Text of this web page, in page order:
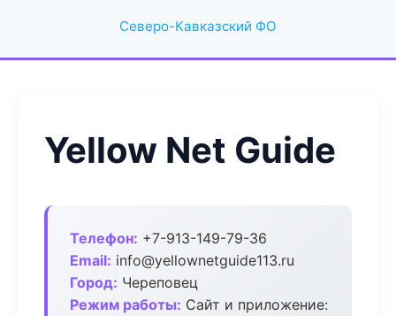
Северо-Кавказский ФО
Yellow Net Guide
Телефон: +7-913-149-79-36
Email: info@yellownetguide113.ru
Город: Череповец
Режим работы: Сайт и приложение: